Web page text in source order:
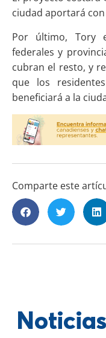
ciudad aportará
Por último, Tory
federales y
cubran el resto, y
que los
beneficiará a la
Comparte este
Noticias